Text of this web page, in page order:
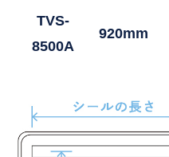
TVS-
8500A
920mm